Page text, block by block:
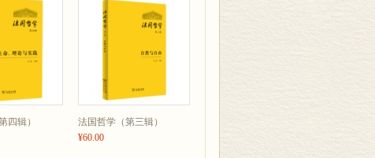
。“我是真理，道路，生命。”福音之外无
绝对责任。而这一命名之举，还不可避免
品的起源那么早，像诗歌的天赋那么早。
迷恋反复回荡在和弦中。而这就可能是发
人来担当的使命：以一种诗意的魔力许诺
四辑）
法国哲学（第三辑）
¥60.00